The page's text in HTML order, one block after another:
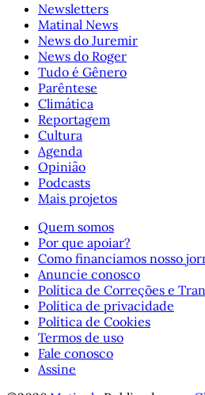
Newsletters
Matinal News
News do Juremir
News do Roger
Tudo é Gênero
Parêntese
Climática
Reportagem
Cultura
Agenda
Opinião
Podcasts
Mais projetos
Quem somos
Por que apoiar?
Como financiamos nosso
Anuncie conosco
Política de Correções e
Política de privacidade
Política de Cookies
Termos de uso
Fale conosco
Assine